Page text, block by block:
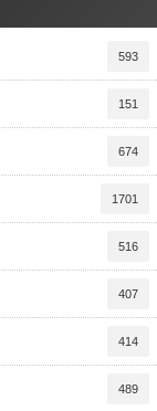
593
151
674
1701
516
407
414
489